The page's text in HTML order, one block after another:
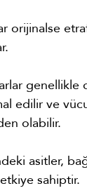
orijinalse
genellikle
edilir ve
olabilir.
asitler,
sahiptir.